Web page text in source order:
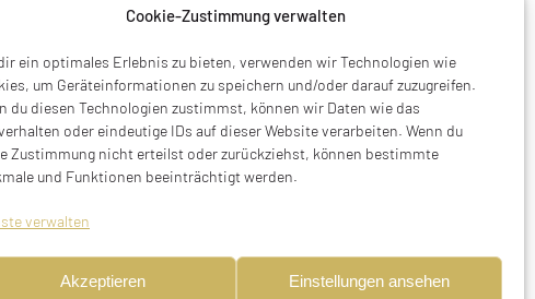
Cookie-Zustimmung verwalten
ein optimales Erlebnis zu bieten, verwenden wir Technologien wie
um Geräteinformationen zu speichern und/oder darauf zuzugreifen.
du diesen Technologien zustimmst, können wir Daten wie das
oder eindeutige IDs auf dieser Website verarbeiten. Wenn du
Zustimmung nicht erteilst oder zurückziehst, können bestimmte
und Funktionen beeinträchtigt werden.
verwalten
Akzeptieren Einstellungen ansehen